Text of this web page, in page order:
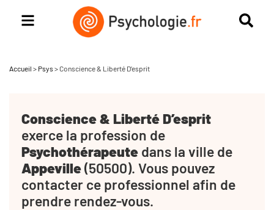
Accueil > Psys >Conscience & Liberté D’esprit
Conscience & Liberté D’esprit
exerce la profession de
Psychothérapeute dans la ville de
Appeville(50500). Vous pouvez
contacter ce professionnel afin de
prendre rendez-vous.